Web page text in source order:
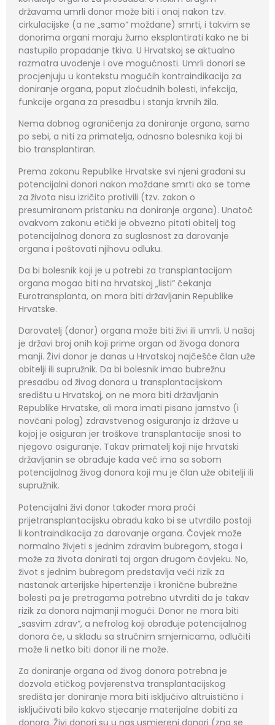
državama umrli donor može biti i onaj nakon tzv.
cirkulacijske (a ne „samo“ moždane) smrti, i takvim se
donorima organi moraju žurno eksplantirati kako ne bi
nastupilo propadanje tkiva. U Hrvatskoj se aktualno
razmatra uvođenje i ove mogućnosti. Umrli donori se
procjenjuju u kontekstu mogućih kontraindikacija za
doniranje organa, poput zloćudnih bolesti, infekcija,
funkcije organa za presadbu i stanja krvnih žila.
Nema dobnog ograničenja za doniranje organa, samo
po sebi, a niti za primatelja, odnosno bolesnika koji bi
bio transplantiran.
Prema zakonu Republike Hrvatske svi njeni građani su
potencijalni donori nakon moždane smrti ako se tome
za života nisu izričito protivili (tzv. zakon o
presumiranom pristanku na doniranje organa). Unatoč
ovakvom zakonu etički je obvezno pitati obitelj tog
potencijalnog donora za suglasnost za darovanje
organa i poštovati njihovu odluku.
Da bi bolesnik koji je u potrebi za transplantacijom
organa mogao biti na hrvatskoj „listi“ čekanja
Eurotransplanta, on mora biti državljanin Republike
Hrvatske.
Darovatelj (donor) organa može biti živi ili umrli. U našoj
je državi broj onih koji prime organ od živoga donora
manji. Živi donor je danas u Hrvatskoj najčešće član uže
obitelji ili supružnik. Da bi bolesnik imao bubrežnu
presadbu od živog donora u transplantacijskom
središtu u Hrvatskoj, on ne mora biti državljanin
Republike Hrvatske, ali mora imati pisano jamstvo (i
novčani polog) zdravstvenog osiguranja iz države u
kojoj je osiguran jer troškove transplantacije snosi to
njegovo osiguranje. Takav primatelj koji nije hrvatski
državljanin se obrađuje kada već ima sa sobom
potencijalnog živog donora koji mu je član uže obitelji ili
supružnik.
Potencijalni živi donor također mora proći
prijetransplantacijsku obradu kako bi se utvrdilo postoji
li kontraindikacija za darovanje organa. Čovjek može
normalno živjeti s jednim zdravim bubregom, stoga i
može za života donirati taj organ drugom čovjeku. No,
život s jednim bubregom predstavlja veći rizik za
nastanak arterijske hipertenzije i kronične bubrežne
bolesti pa je pretragama potrebno utvrditi da je takav
rizik za donora najmanji mogući. Donor ne mora biti
„sasvim zdrav“, a nefrolog koji obrađuje potencijalnog
donora će, u skladu sa stručnim smjernicama, odlučiti
može li netko biti donor ili ne može.
Za doniranje organa od živog donora potrebna je
dozvola etičkog povjerenstva transplantacijskog
središta jer doniranje mora biti isključivo altruistično i
isključivati bilo kakvo stjecanje materijalne dobiti za